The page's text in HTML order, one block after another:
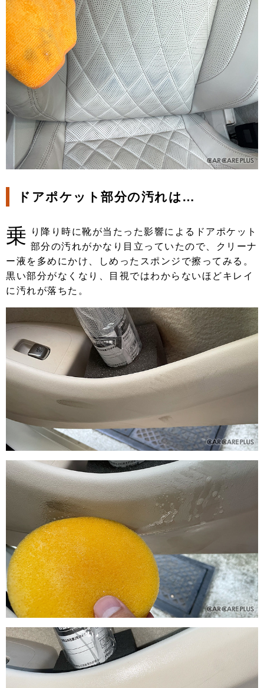
ドアポケット部分の汚れは…
乗
り降り時に靴が当たった影響によるドアポケット
部分の汚れがかなり目立っていたので、クリーナ
ー液を多めにかけ、しめったスポンジで擦ってみる。
黒い部分がなくなり、目視ではわからないほどキレイ
に汚れが落ちた。